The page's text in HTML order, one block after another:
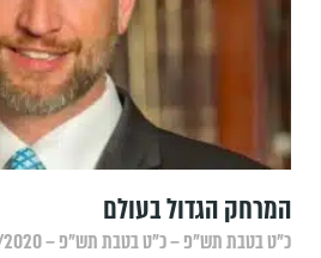
המרחק הגדול בעולם
כ״ט בטבת תש״פ – כ״ט בטבת תש״פ – 26/01/2020